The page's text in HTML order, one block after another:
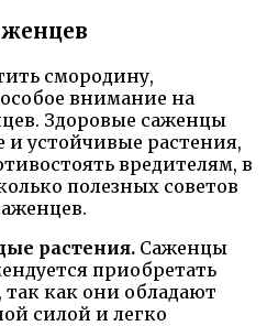
смородину,
внимание на
Здоровые саженцы
и устойчивые растения,
вредителям, в
полезных советов
растения. Саженцы
приобретать
так как они обладают
силой и легко